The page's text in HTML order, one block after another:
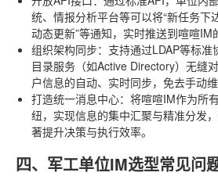
统、情报分析平台等可以将“新任务下
动态更新”等通知，实时推送到喧喧IM
组织架构同步：支持通过LDAP等标
目录服务（如Active Directory）无缝
户信息的自动、实时同步，免去手动维
打造统一消息中心：将喧喧IM作为所
纽，实现信息的集中汇聚与精准分发
著提升决策与执行效率。
四、军工单位IM选型常见问